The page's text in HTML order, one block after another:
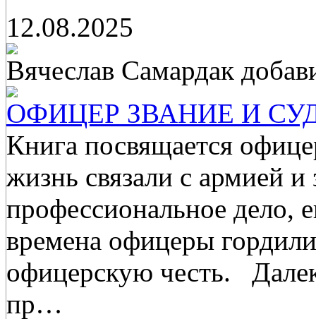
12.08.2025
Вячеслав Самардак
ОФИЦЕР ЗВАНИЕ И
Книга посвящается
жизнь связали с армией
профессиональное дело,
времена офицеры
офицерскую честь.
пр…